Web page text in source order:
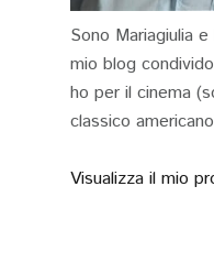
Sono Mariagiulia
mio blog
ho per il cinema
classico
Visualizza il mio